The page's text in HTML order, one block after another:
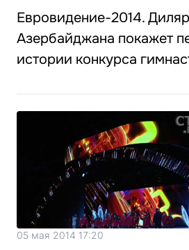
Евровидение-2014.
Азербайджана покажет
истории конкурса
05 мая 2014 17:20